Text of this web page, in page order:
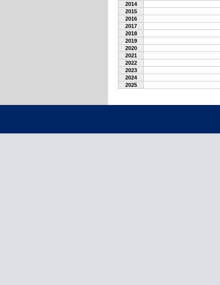
2014
2015
2016
2017
2018
2019
2020
2021
2022
2023
2024
2025